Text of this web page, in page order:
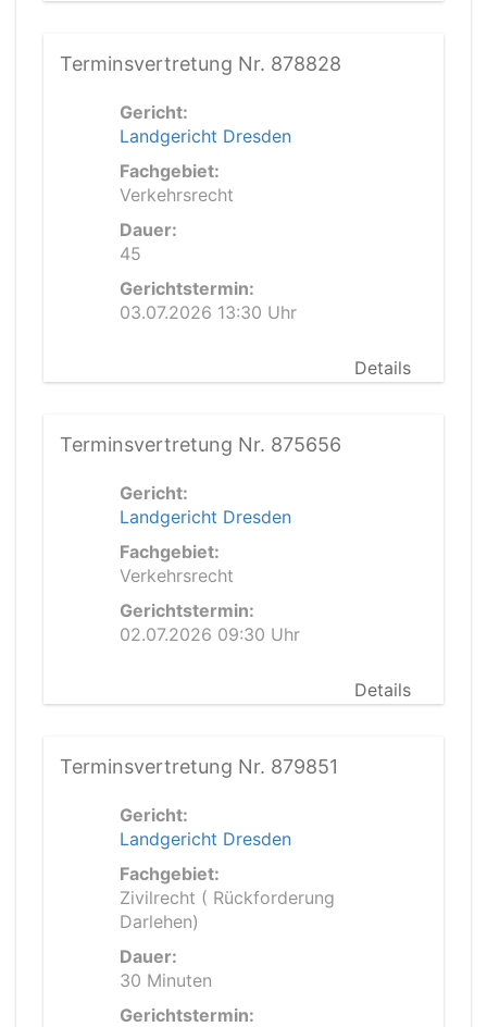
Terminsvertretung Nr. 878828
Gericht:
Landgericht Dresden
Fachgebiet:
Verkehrsrecht
Dauer:
45
Gerichtstermin:
03.07.2026 13:30 Uhr
Details
Terminsvertretung Nr. 875656
Gericht:
Landgericht Dresden
Fachgebiet:
Verkehrsrecht
Gerichtstermin:
02.07.2026 09:30 Uhr
Details
Terminsvertretung Nr. 879851
Gericht:
Landgericht Dresden
Fachgebiet:
Zivilrecht ( Rückforderung
Darlehen)
Dauer:
30 Minuten
Gerichtstermin: